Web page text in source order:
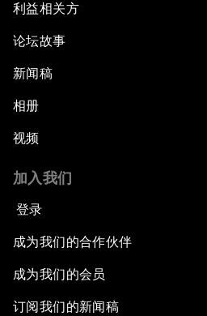
利益相关方
论坛故事
新闻稿
相册
视频
加入我们
登录
成为我们的合作伙伴
成为我们的会员
订阅我们的新闻稿